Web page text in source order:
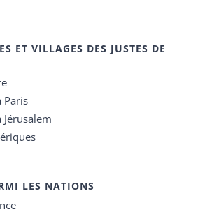
ET VILLAGES DES JUSTES DE
Paris
Jérusalem
LES NATIONS